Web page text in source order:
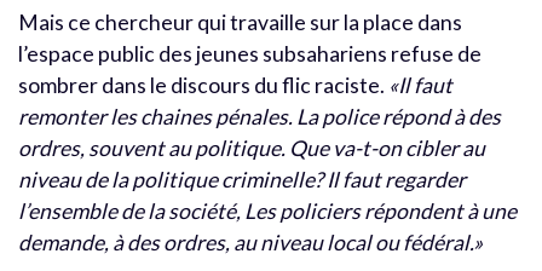
Mais ce chercheur qui travaille sur la place dans
l’espace public des jeunes subsahariens refuse de
sombrer dans le discours du flic raciste. «Il faut
remonter les chaines pénales. La police répond à des
ordres, souvent au politique. Que va-t-on cibler au
niveau de la politique criminelle? Il faut regarder
l’ensemble de la société, Les policiers répondent à une
demande, à des ordres, au niveau local ou fédéral.»